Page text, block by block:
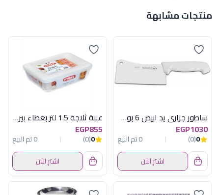
منتجات مشابهة
ساطور جزارى يد ابيض 6 بوصة
EGP1030
0
(0)
0 تم البيع
اشترِ الآن
علبة ثلاجة 1.5 لتر بغطاء بيركس
EGP855
0
(0)
0 تم البيع
اشترِ الآن